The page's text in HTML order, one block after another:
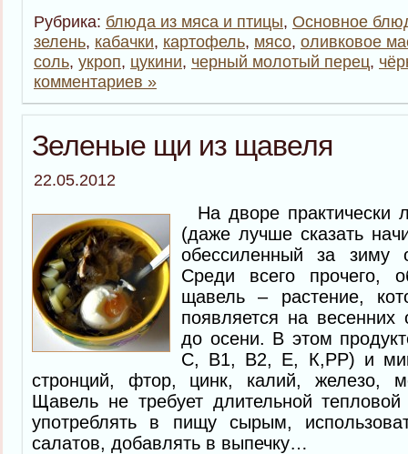
Рубрика: блюда из мяса и птицы, Основное
зелень, кабачки, картофель, мясо, оливковое
соль, укроп, цукини, черный молотый перец,
комментариев »
Зеленые щи из щавеля
22.05.2012
На дворе
(даже лучше сказать
обессиленный за зиму
Среди всего прочего,
щавель – растение,
появляется на весенних
до осени. В этом
С, В1, В2, Е, К,РР) и
стронций, фтор, цинк, калий, железо,
Щавель не требует длительной
употреблять в пищу сырым,
салатов, добавлять в выпечку…